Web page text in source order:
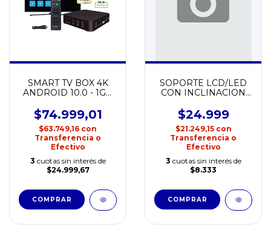
SMART TV BOX 4K
ANDROID 10.0 - 1GB
NETMAK NM-TVBOX3
$74.999,01
$63.749,16 con
Transferencia o
Efectivo
3 cuotas sin interés de
$24.999,67
SOPORTE LCD/LED
CON INCLINACION
NM-ST09
$24.999
$21.249,15 con
Transferencia o
Efectivo
3 cuotas sin interés de
$8.333